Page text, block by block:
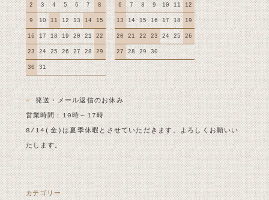
2 3 4 5 6 7 8
9 10 11 12 13 14 15
16 17 18 19 20 21 22
23 24 25 26 27 28 29
30 31
6 7 8 9 10 11 12
13 14 15 16 17 18 19
20 21 22 23 24 25 26
27 28 29 30
■発送・メール返信のお休み
営業時間：10時～17時
8/14(金)は夏季休暇とさせていただきます。よろしくお願いい
たします。
カテゴリー